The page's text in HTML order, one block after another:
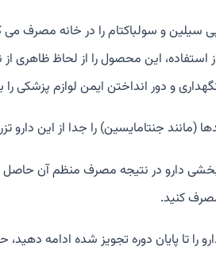
سیلین و سولباکتام را در خانه مصرف
استفاده، این محصول را از لحاظ ظاهری
و دور انداختن ایمن لوازم پزشکی را
(مانند جنتامایسین) را جدا از این
دارو در نتیجه مصرف منظم آن حاصل
کنید.
را تا پایان دوره تجویز شده ادامه